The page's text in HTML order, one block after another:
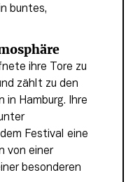
buntes,
ihre Tore zu
zählt zu den
in Hamburg. Ihre
Festival eine
von einer
besonderen